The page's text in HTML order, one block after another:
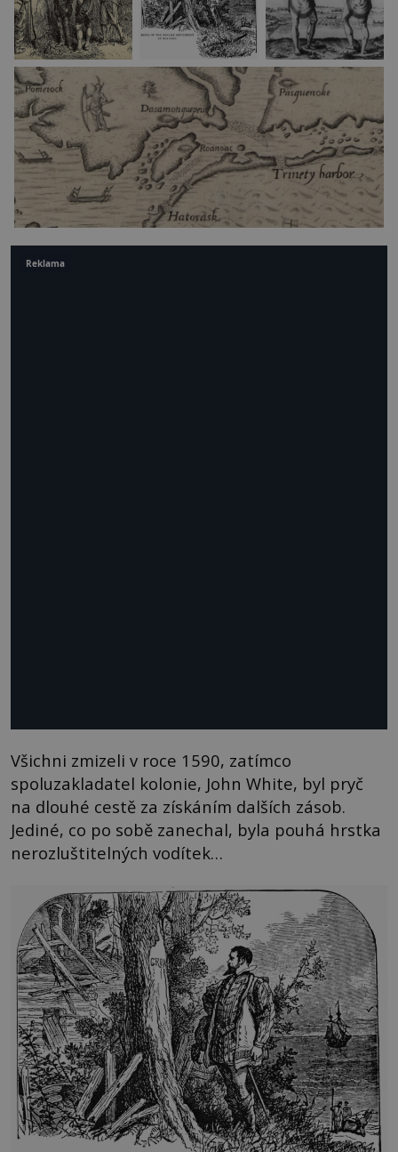
Všichni zmizeli v roce 1590, zatímco
spoluzakladatel kolonie, John White, byl pryč
na dlouhé cestě za získáním dalších zásob.
Jediné, co po sobě zanechal, byla pouhá hrstka
nerozluštitelných vodítek…
Reklama